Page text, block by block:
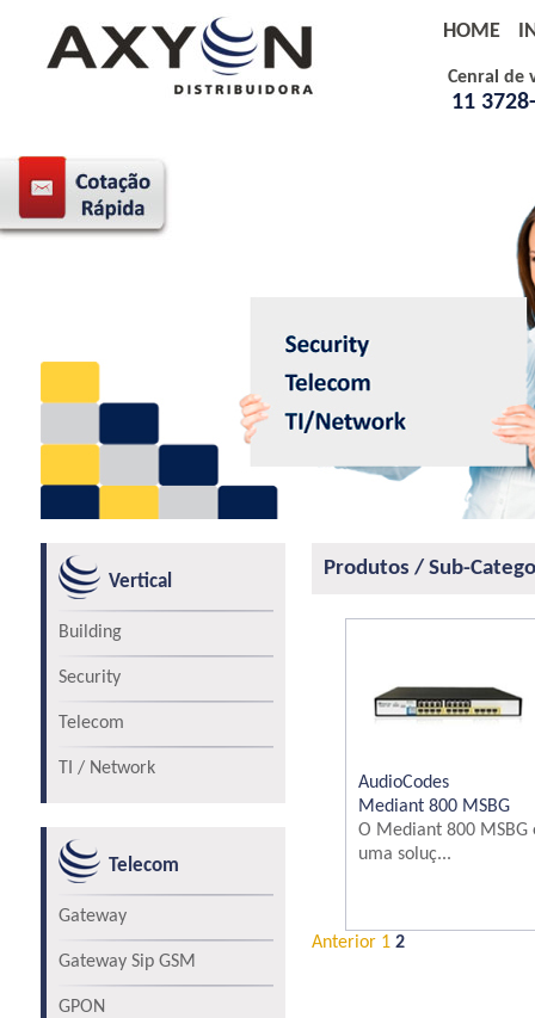
Cenral de
11
HOME
Vertical
Building
Security
Telecom
TI / Network
Telecom
Gateway
Gateway Sip GSM
GPON
Produtos / Sub-
AudioCodes
Mediant 800 MSBG
O Mediant 800 MSBG
uma soluç...
Anterior 1 2